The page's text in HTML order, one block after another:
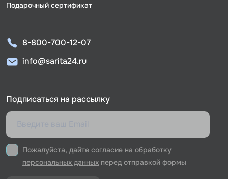
Подарочный сертификат
8-800-700-12-07
info@sarita24.ru
Подписаться на рассылку
Пожалуйста, дайте согласие на обработку
персональных данных перед отправкой формы